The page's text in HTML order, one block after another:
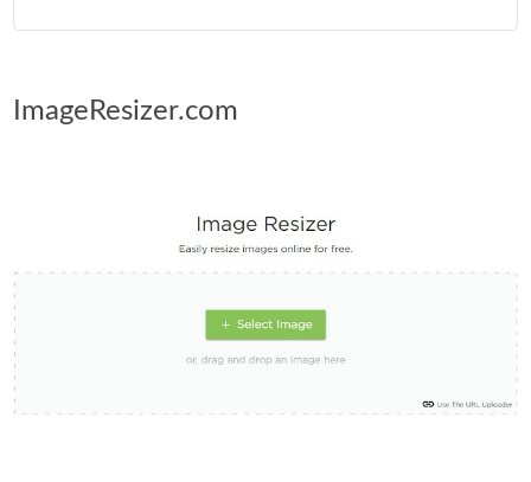
ImageResizer.com